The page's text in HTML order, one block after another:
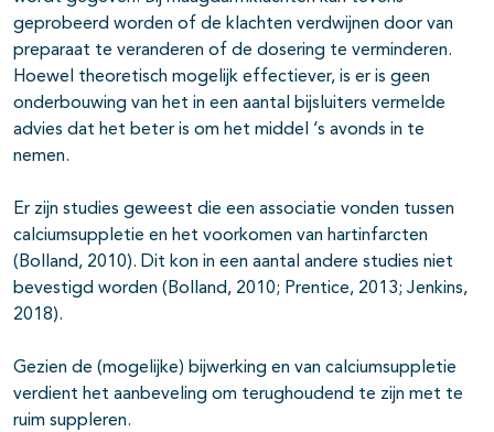
geprobeerd worden of de klachten verdwijnen door van
preparaat te veranderen of de dosering te verminderen.
Hoewel theoretisch mogelijk effectiever, is er is geen
onderbouwing van het in een aantal bijsluiters vermelde
advies dat het beter is om het middel ‘s avonds in te
nemen.
Er zijn studies geweest die een associatie vonden tussen
calciumsuppletie en het voorkomen van hartinfarcten
(Bolland, 2010). Dit kon in een aantal andere studies niet
bevestigd worden (Bolland, 2010; Prentice, 2013; Jenkins,
2018).
Gezien de (mogelijke) bijwerking en van calciumsuppletie
verdient het aanbeveling om terughoudend te zijn met te
ruim suppleren.